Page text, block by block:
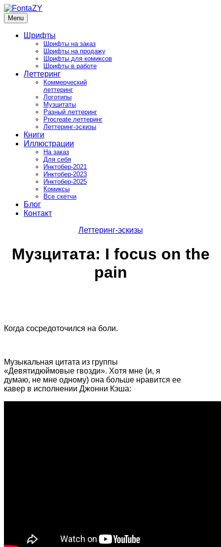
Skip
to
content
FontaZY
Fonts and pictures by Zakhar Yaschin
Menu
Шрифты
Шрифты на заказ
Шрифты на продажу
Шрифты для комиксов
Шрифты в работе
Леттеринг
Коммерческий
леттеринг
Логотипы
Музцитаты
Разный леттеринг
Procreate леттеринг
Леттеринг-эскизы
Книги
Иллюстрации
На заказ
Для себя
Инктобер-2021
Инктобер-2023
Инктобер-2025
Комиксы
Все скетчи
Блог
Контакт
Леттеринг-эскизы
Музцитата: I focus on the
pain
Когда сосредоточился на боли.
Музыкальная цитата из группы
«Девятидюймовые гвозди». Хотя мне (и, я
думаю, не мне одному) она больше нравится ее
кавер в исполнении Джонни Кэша: